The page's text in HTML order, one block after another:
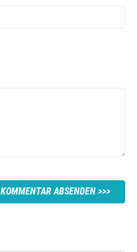
KOMMENTAR ABSENDEN